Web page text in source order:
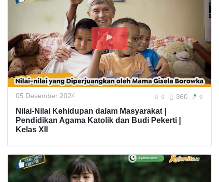
05 Desember 2024 0 360 0
Nilai-Nilai Kehidupan dalam Masyarakat |
Pendidikan Agama Katolik dan Budi Pekerti |
Kelas XII